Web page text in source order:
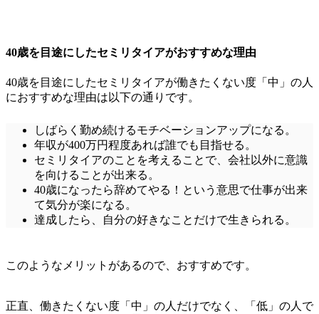
40歳を目途にしたセミリタイアがおすすめな理由
40歳を目途にしたセミリタイアが働きたくない度「中」の人
におすすめな理由は以下の通りです。
しばらく勤め続けるモチベーションアップになる。
年収が400万円程度あれば誰でも目指せる。
セミリタイアのことを考えることで、会社以外に意識
を向けることが出来る。
40歳になったら辞めてやる！という意思で仕事が出来
て気分が楽になる。
達成したら、自分の好きなことだけで生きられる。
このようなメリットがあるので、おすすめです。
正直、働きたくない度「中」の人だけでなく、「低」の人で